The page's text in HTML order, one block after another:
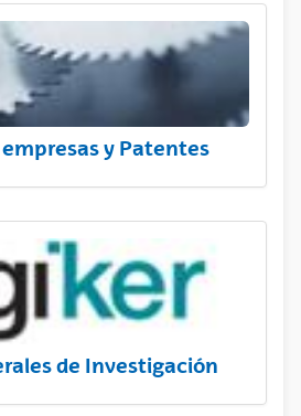
y Patentes
de Investigación